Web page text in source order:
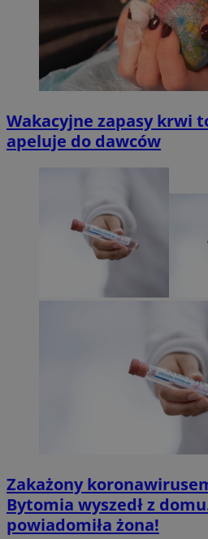
Wakacyjne zapasy krwi
apeluje do dawców
Zakażony
Bytomia wyszedł z
powiadomiła żona!